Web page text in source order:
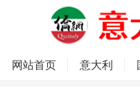
网站首页 意大利